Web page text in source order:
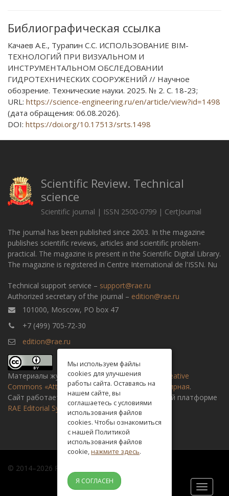
Библиографическая ссылка
Качаев А.Е., Турапин С.С. ИСПОЛЬЗОВАНИЕ BIM-
ТЕХНОЛОГИЙ ПРИ ВИЗУАЛЬНОМ И
ИНСТРУМЕНТАЛЬНОМ ОБСЛЕДОВАНИИ
ГИДРОТЕХНИЧЕСКИХ СООРУЖЕНИЙ // Научное
обозрение. Технические науки. 2025. № 2. С. 18-23;
URL: https://science-engineering.ru/en/article/view?id=1498
(дата обращения: 06.08.2026).
DOI: https://doi.org/10.17513/srts.1498
Scientific Review. Technical
science
Scientific journal | ISSN 2500-0799 | CertJournal
The journal has been published since 2003. In the magazine
publishes scientific reviews, articles and scientific problem-
practical. The magazine is present in the Scientific Digital Library.
The magazine is registered in Centre International de l'ISSN. Nu
Technical support service – support@rae.ru
Authorized secretary of the journal – edition@rae.ru
101000, Moscow, PO box 47
+7 (499) 705-72-30
edition@rae.ru
Материалы журнала доступны полицензии Creative
Commons «Attribution» («Атрибуция») 4.0 Всемирная.
Сайт работает на универсальной издательской платформе
RAE Editorial System
© 2014–2026 Russian academy of natural history
Toggle
Мы используем файлы
cookies для улучшения
работы сайта. Оставаясь на
нашем сайте, вы
соглашаетесь с условиями
использования файлов
cookies. Чтобы ознакомиться
с нашей Политикой
использования файлов
cookie,нажмите здесь.
Я СОГЛАСЕН